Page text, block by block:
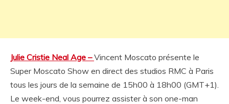
Julie Cristie Neal Age –Vincent Moscato présente le
Super Moscato Show en direct des studios RMC à Paris
tous les jours de la semaine de 15h00 à 18h00 (GMT+1).
Le week-end, vous pourrez assister à son one-man